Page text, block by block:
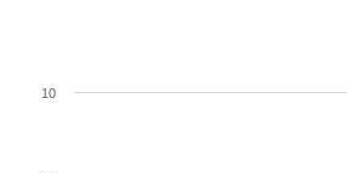
10